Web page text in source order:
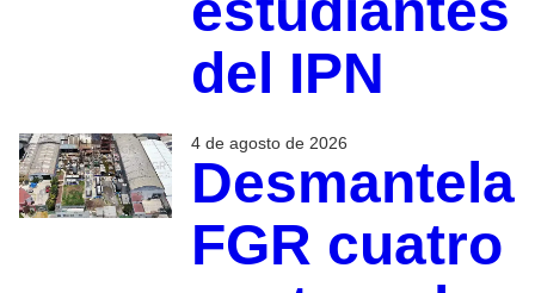
del IPN
4 de agosto de 2026
Desmantela
FGR cuatro